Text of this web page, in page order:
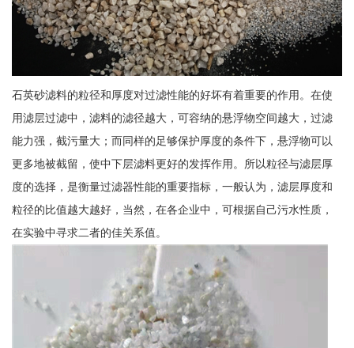
石英砂滤料的粒径和厚度对过滤性能的好坏有着重要的作用。在使
用滤层过滤中，滤料的滤径越大，可容纳的悬浮物空间越大，过滤
能力强，截污量大；而同样的足够保护厚度的条件下，悬浮物可以
更多地被截留，使中下层滤料更好的发挥作用。所以粒径与滤层厚
度的选择，是衡量过滤器性能的重要指标，一般认为，滤层厚度和
粒径的比值越大越好，当然，在各企业中，可根据自己污水性质，
在实验中寻求二者的佳关系值。